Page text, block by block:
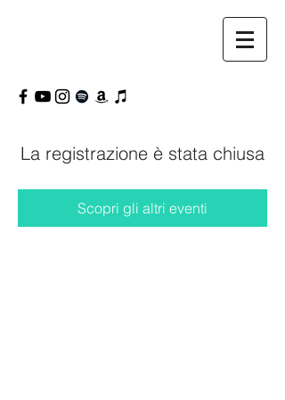
La registrazione è stata chiusa
Scopri gli altri eventi